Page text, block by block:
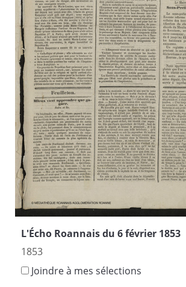
L'Écho Roannais du 6 février 1853
1853
Joindre à mes sélections